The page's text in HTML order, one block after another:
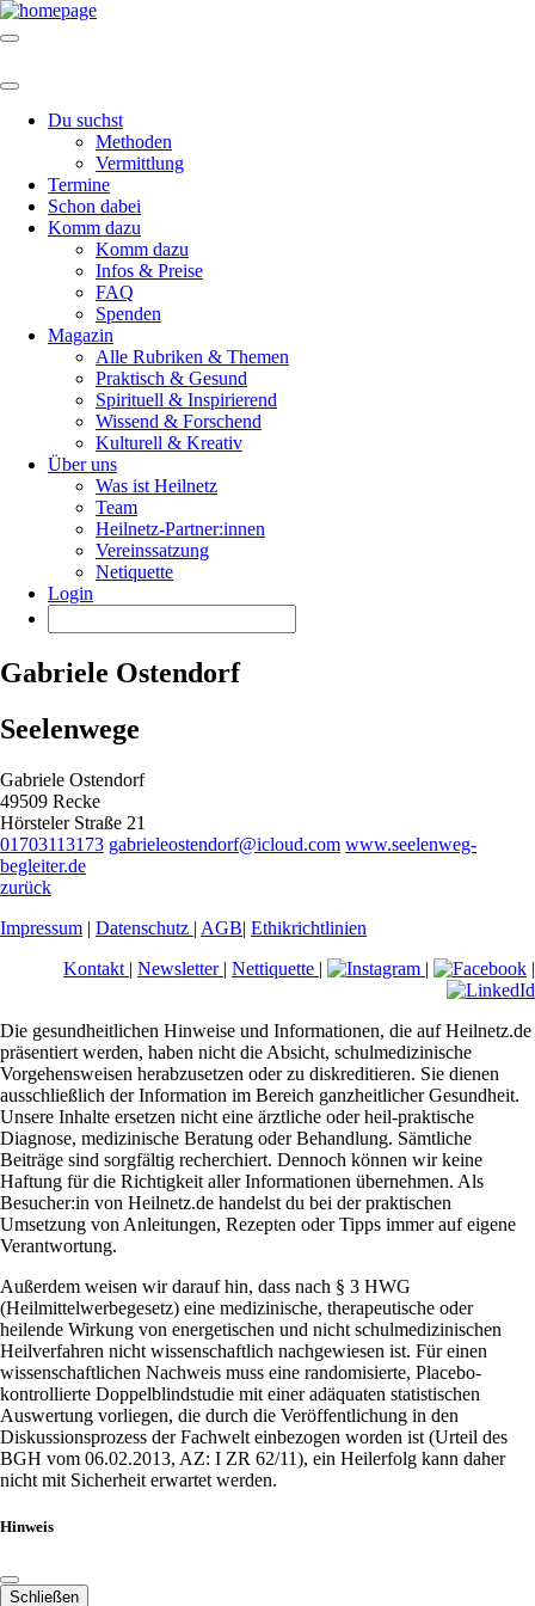
Du suchst
Methoden
Vermittlung
Termine
Schon dabei
Komm dazu
Komm dazu
Infos & Preise
FAQ
Spenden
Magazin
Alle Rubriken & Themen
Praktisch & Gesund
Spirituell & Inspirierend
Wissend & Forschend
Kulturell & Kreativ
Über uns
Was ist Heilnetz
Team
Heilnetz-Partner:innen
Vereinssatzung
Netiquette
Login
Gabriele Ostendorf
Seelenwege
Gabriele Ostendorf
49509 Recke
Hörsteler Straße 21
01703113173 gabrieleostendorf@icloud.com www.seelenweg-
begleiter.de
zurück
Impressum | Datenschutz | AGB| Ethikrichtlinien
Kontakt | Newsletter | Nettiquette | | |
Die gesundheitlichen Hinweise und Informationen, die auf Heilnetz.de
präsentiert werden, haben nicht die Absicht, schulmedizinische
Vorgehensweisen herabzusetzen oder zu diskreditieren. Sie dienen
ausschließlich der Information im Bereich ganzheitlicher Gesundheit.
Unsere Inhalte ersetzen nicht eine ärztliche oder heil-praktische
Diagnose, medizinische Beratung oder Behandlung. Sämtliche
Beiträge sind sorgfältig recherchiert. Dennoch können wir keine
Haftung für die Richtigkeit aller Informationen übernehmen. Als
Besucher:in von Heilnetz.de handelst du bei der praktischen
Umsetzung von Anleitungen, Rezepten oder Tipps immer auf eigene
Verantwortung.
Außerdem weisen wir darauf hin, dass nach § 3 HWG
(Heilmittelwerbegesetz) eine medizinische, therapeutische oder
heilende Wirkung von energetischen und nicht schulmedizinischen
Heilverfahren nicht wissenschaftlich nachgewiesen ist. Für einen
wissenschaftlichen Nachweis muss eine randomisierte, Placebo-
kontrollierte Doppelblindstudie mit einer adäquaten statistischen
Auswertung vorliegen, die durch die Veröffentlichung in den
Diskussionsprozess der Fachwelt einbezogen worden ist (Urteil des
BGH vom 06.02.2013, AZ: I ZR 62/11), ein Heilerfolg kann daher
nicht mit Sicherheit erwartet werden.
Hinweis
Schließen